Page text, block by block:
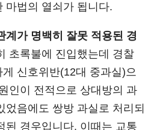
마법의 열쇠가 됩니다.
계가 명백히 잘못 적용된 경
초록불에 진입했는데 경찰
신호위반(12대 중과실)으
인이 전적으로 상대방의 과
었음에도 쌍방 과실로 처리되
된 경우입니다. 이때는 교통